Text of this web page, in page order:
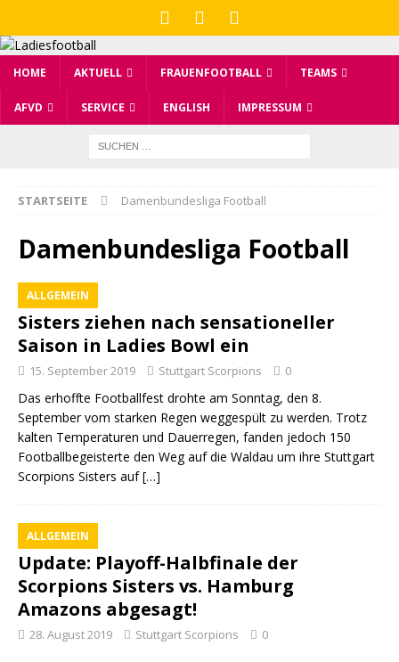
HOME AKTUELL FRAUENFOOTBALL TEAMS
AFVD SERVICE ENGLISH IMPRESSUM
STARTSEITE Damenbundesliga Football
Damenbundesliga Football
ALLGEMEIN
Sisters ziehen nach sensationeller
Saison in Ladies Bowl ein
15. September 2019 Stuttgart Scorpions 0
Das erhoffte Footballfest drohte am Sonntag, den 8.
September vom starken Regen weggespült zu werden. Trotz
kalten Temperaturen und Dauerregen, fanden jedoch 150
Footballbegeisterte den Weg auf die Waldau um ihre Stuttgart
Scorpions Sisters auf[…]
ALLGEMEIN
Update: Playoff-Halbfinale der
Scorpions Sisters vs. Hamburg
Amazons abgesagt!
28. August 2019 Stuttgart Scorpions 0